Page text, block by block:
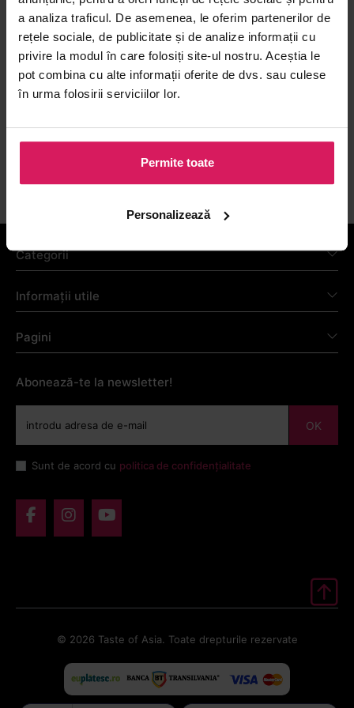
a analiza traficul. De asemenea, le oferim partenerilor de
rețele sociale, de publicitate și de analize informații cu
privire la modul în care folosiți site-ul nostru. Aceștia le
pot combina cu alte informații oferite de dvs. sau culese
în urma folosirii serviciilor lor.
Permite toate
Personalizează
Urmărești statusul comenzilor tale
Categorii
Informații utile
Pagini
Abonează-te la newsletter!
OK
Sunt de acord cu politica de confidențialitate
© 2026 Taste of Asia. Toate drepturile rezervate